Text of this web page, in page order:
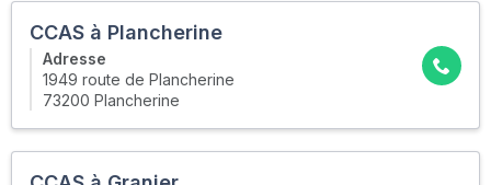
CCAS à Plancherine
Adresse
1949 route de Plancherine
73200 Plancherine